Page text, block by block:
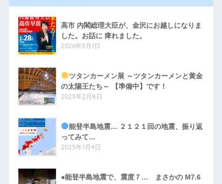
高市 内閣総理大臣が、金沢にお越しになりま
した。お話に 痺れました。
2026年3月1日
ツタンカーメン展 ～ツタンカーメンと黄金
の太陽王たち～ 【準備中】です！
2025年2月8日
能登半島地震… ２１２１回の地震、振り返
ってみて…
2025年1月4日
●能登半島地震で、震度７… まさかの M7.6